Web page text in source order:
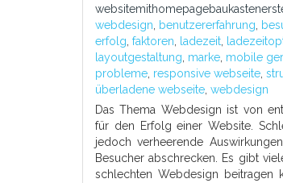
webdesign
benutzererfahrung
erfolg faktoren ladezeit
layoutgestaltung marke mobile
probleme responsive webseite
überladene webseite webdesign
Das Thema Webdesign ist von
für den Erfolg einer Website.
jedoch verheerende
Besucher abschrecken. Es gibt
schlechten Webdesign beitragen